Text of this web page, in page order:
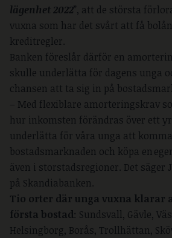
lägenhet 2022”, att de största
vuxna som har det svårt att få
kreditregler.
Banken föreslår därför en
skulle underlätta för dagens unga
chansen att ta sig in på
– Med flexiblare amorteringskrav
hur inkomsten förändras över ett
underlätta för våra unga att
bostadsmarknaden och köpa en
även i storstadsregioner. Det säger
på Skandiabanken.
Tio orter där unga vuxna klarar
första bostad: Sundsvall, Gävle,
Helsingborg, Borås, Trollhättan,